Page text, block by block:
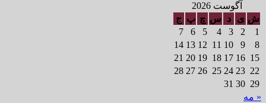
آگوست 2026
ش ی د س چ پ ج
1
2
3
4
5
6
7
8
9
10
11
12
13
14
15
16
17
18
19
20
21
22
23
24
25
26
27
28
29
30
31
« مه